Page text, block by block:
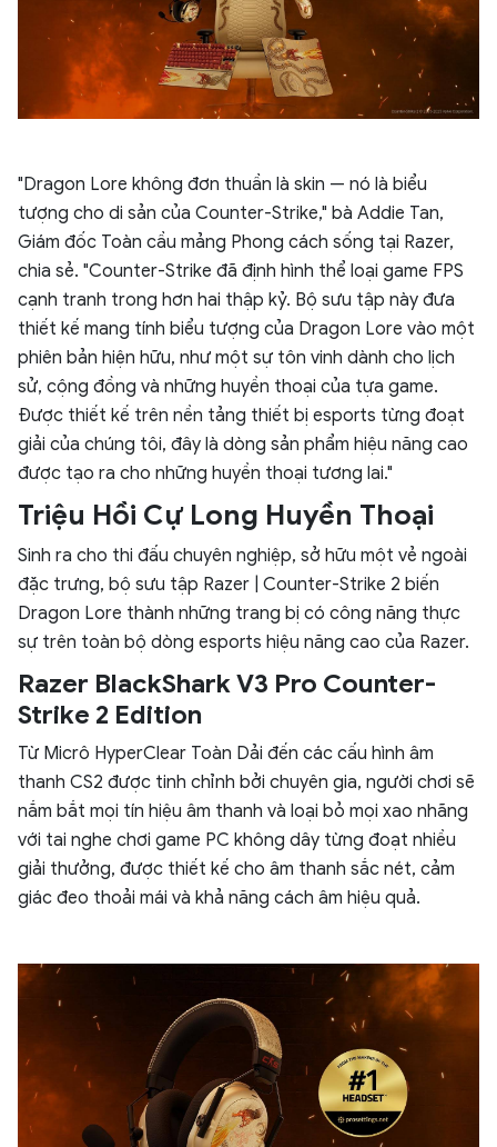
"Dragon Lore không đơn thuần là skin — nó là biểu
tượng cho di sản của Counter-Strike," bà Addie Tan,
Giám đốc Toàn cầu mảng Phong cách sống tại Razer,
chia sẻ. "Counter-Strike đã định hình thể loại game FPS
cạnh tranh trong hơn hai thập kỷ. Bộ sưu tập này đưa
thiết kế mang tính biểu tượng của Dragon Lore vào một
phiên bản hiện hữu, như một sự tôn vinh dành cho lịch
sử, cộng đồng và những huyền thoại của tựa game.
Được thiết kế trên nền tảng thiết bị esports từng đoạt
giải của chúng tôi, đây là dòng sản phẩm hiệu năng cao
được tạo ra cho những huyền thoại tương lai."
Triệu Hồi Cự Long Huyền Thoại
Sinh ra cho thi đấu chuyên nghiệp, sở hữu một vẻ ngoài
đặc trưng, bộ sưu tập Razer | Counter-Strike 2 biến
Dragon Lore thành những trang bị có công năng thực
sự trên toàn bộ dòng esports hiệu năng cao của Razer.
Razer BlackShark V3 Pro Counter-
Strike 2 Edition
Từ Micrô HyperClear Toàn Dải đến các cấu hình âm
thanh CS2 được tinh chỉnh bởi chuyên gia, người chơi sẽ
nắm bắt mọi tín hiệu âm thanh và loại bỏ mọi xao nhãng
với tai nghe chơi game PC không dây từng đoạt nhiều
giải thưởng, được thiết kế cho âm thanh sắc nét, cảm
giác đeo thoải mái và khả năng cách âm hiệu quả.